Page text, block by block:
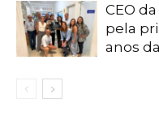
CEO
pela
anos